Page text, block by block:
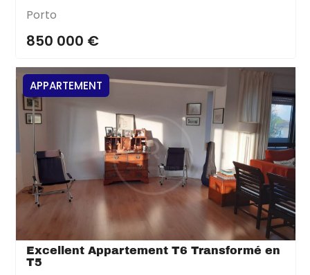
Porto
850 000 €
APPARTEMENT
Excellent Appartement T6 Transformé en
T5